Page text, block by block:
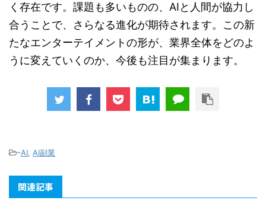
く存在です。課題も多いものの、AIと人間が協力し
合うことで、さらなる進化が期待されます。この新
たなエンターテイメントの形が、業界全体をどのよ
うに変えていくのか、今後も注目が集まります。
-AI, AI副業
関連記事